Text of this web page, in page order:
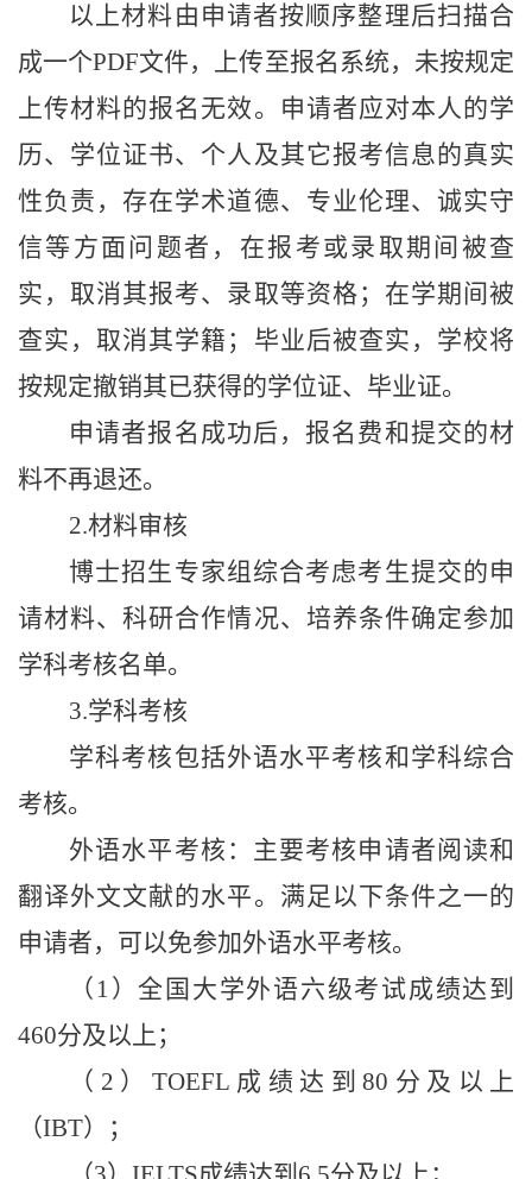
以上材料由申请者按顺序整理后扫描合
成一个PDF文件，上传至报名系统，未按规定
上传材料的报名无效。申请者应对本人的学
历、学位证书、个人及其它报考信息的真实
性负责，存在学术道德、专业伦理、诚实守
信等方面问题者，在报考或录取期间被查
实，取消其报考、录取等资格；在学期间被
查实，取消其学籍；毕业后被查实，学校将
按规定撤销其已获得的学位证、毕业证。
申请者报名成功后，报名费和提交的材
料不再退还。
2.材料审核
博士招生专家组综合考虑考生提交的申
请材料、科研合作情况、培养条件确定参加
学科考核名单。
3.学科考核
学科考核包括外语水平考核和学科综合
考核。
外语水平考核：主要考核申请者阅读和
翻译外文文献的水平。满足以下条件之一的
申请者，可以免参加外语水平考核。
（ 1 ）全国大学外语六级考试成绩达到
460分及以上；
（ 2 ） TOEFL 成绩达到 80 分及以上
（IBT）；